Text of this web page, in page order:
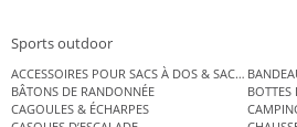
Sports outdoor
ACCESSOIRES POUR SACS À DOS & SACS
BÂTONS DE RANDONNÉE
BOTTES
CAGOULES & ÉCHARPES